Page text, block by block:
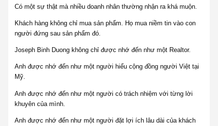
Có một sự thật mà nhiều doanh nhân thường nhận ra khá muộn.
Khách hàng không chỉ mua sản phẩm. Họ mua niềm tin vào con
người đứng sau sản phẩm đó.
Joseph Binh Duong không chỉ được nhớ đến như một Realtor.
Anh được nhớ đến như một người hiểu cộng đồng người Việt tại
Mỹ.
Anh được nhớ đến như một người có trách nhiệm với từng lời
khuyên của mình.
Anh được nhớ đến như một người đặt lợi ích lâu dài của khách